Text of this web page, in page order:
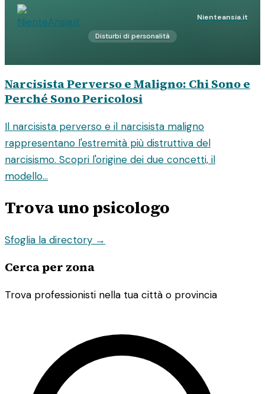
Nienteansia.it
Disturbi di personalità
Narcisista Perverso e Maligno: Chi Sono e
Perché Sono Pericolosi
Il narcisista perverso e il narcisista maligno
rappresentano l'estremità più distruttiva del
narcisismo. Scopri l'origine dei due concetti, il
modello...
Trova uno psicologo
Sfoglia la directory →
Cerca per zona
Trova professionisti nella tua città o provincia